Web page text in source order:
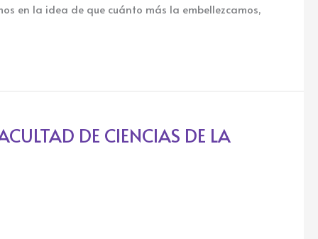
en la idea de que cuánto más la embellezcamos,
DE CIENCIAS DE LA